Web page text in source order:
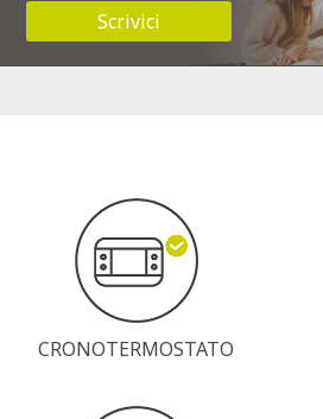
Scrivici
CRONOTERMOSTATO